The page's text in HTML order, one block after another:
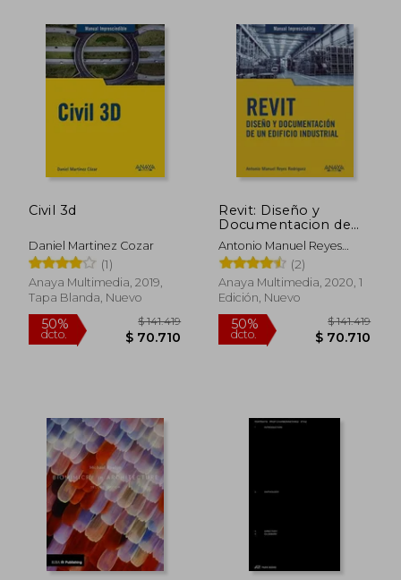
50%
dcto.
$ 307.338
$ 153.669
50%
dcto. $
Civil 3d
Daniel Martinez Cozar
(1)
Anaya Multimedia, 2019,
Tapa Blanda, Nuevo
50%
dcto.
$ 141.419
$ 70.710
Revit: Diseño y
Documentacion de
un Edificio Industrial
Antonio Manuel Reyes
Rodriguez
(2)
Anaya Multimedia, 2020, 1
Edición, Nuevo
dcto.